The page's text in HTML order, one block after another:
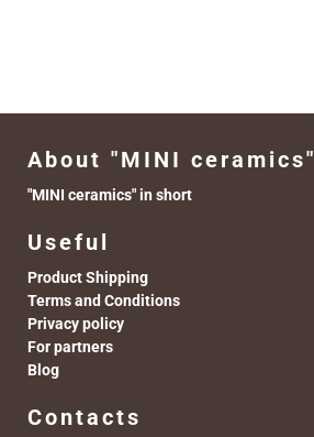
About "MINI ceramics"
"MINI ceramics" in short
Useful
Product Shipping
Terms and Conditions
Privacy policy
For partners
Blog
Contacts